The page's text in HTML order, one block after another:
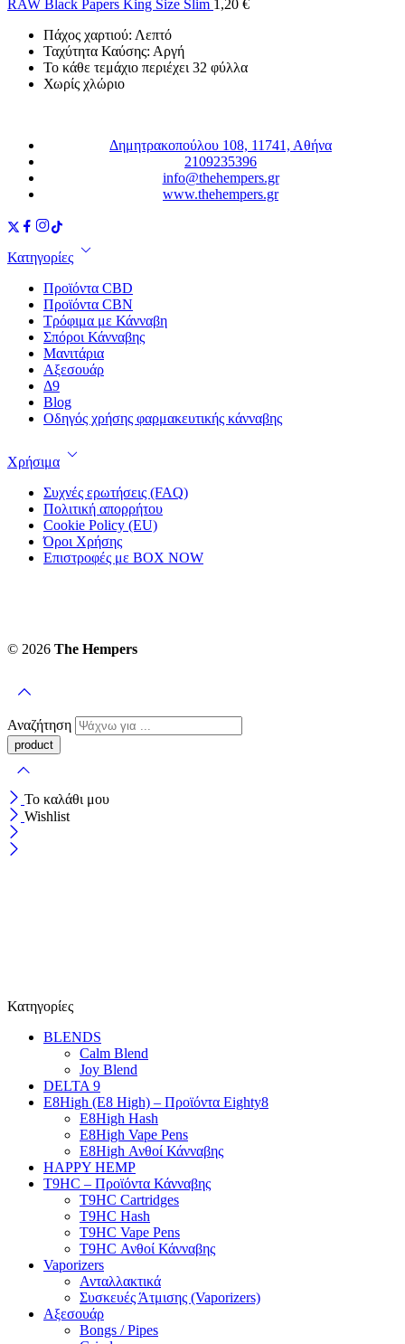
RAW Black Papers King Size Slim 1,20 €
Πάχος χαρτιού: Λεπτό
Ταχύτητα Καύσης: Αργή
Το κάθε τεμάχιο περιέχει 32 φύλλα
Χωρίς χλώριο
Δημητρακοπούλου 108, 11741, Αθήνα
2109235396
info@thehempers.gr
www.thehempers.gr
Κατηγορίες
Προϊόντα CBD
Προϊόντα CBN
Τρόφιμα με Κάνναβη
Σπόροι Κάνναβης
Μανιτάρια
Αξεσουάρ
Δ9
Blog
Οδηγός χρήσης φαρμακευτικής κάνναβης
Χρήσιμα
Συχνές ερωτήσεις (FAQ)
Πολιτική απορρήτου
Cookie Policy (EU)
Όροι Χρήσης
Επιστροφές με BOX NOW
© 2026 The Hempers
Αναζήτηση
Το καλάθι μου
Wishlist
Κατηγορίες
BLENDS
Calm Blend
Joy Blend
DELTA 9
E8High (E8 High) – Προϊόντα Eighty8
E8High Hash
E8High Vape Pens
E8High Ανθοί Κάνναβης
HAPPY HEMP
T9HC – Προϊόντα Κάνναβης
T9HC Cartridges
T9HC Hash
T9HC Vape Pens
T9HC Ανθοί Κάνναβης
Vaporizers
Ανταλλακτικά
Συσκευές Άτμισης (Vaporizers)
Αξεσουάρ
Bongs / Pipes